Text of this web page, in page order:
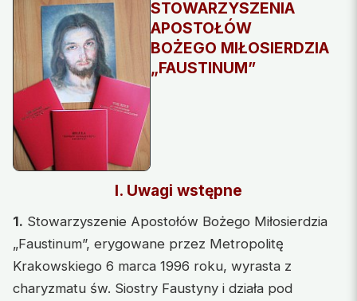
STOWARZYSZENIA
APOSTOŁÓW
BOŻEGO MIŁOSIERDZIA
„FAUSTINUM”
I. Uwagi wstępne
1. Stowarzyszenie Apostołów Bożego Miłosierdzia
„Faustinum”, erygowane przez Metropolitę
Krakowskiego 6 marca 1996 roku, wyrasta z
charyzmatu św. Siostry Faustyny i działa pod